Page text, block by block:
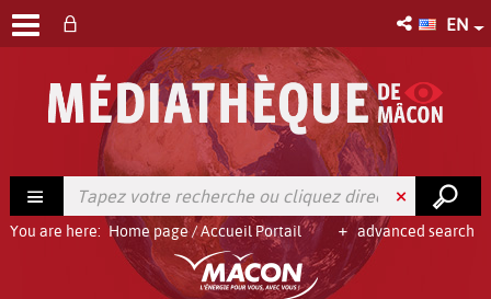
EN
advanced search
You are here: Home page/Accueil Portail